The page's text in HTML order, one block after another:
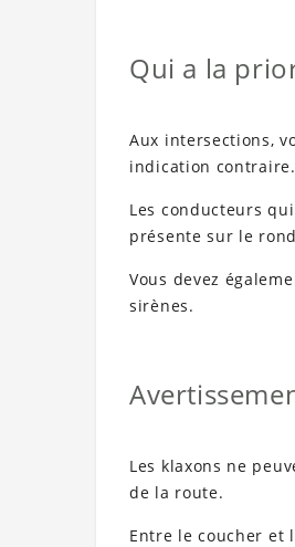
Qui a la
Aux intersections,
indication contraire.
Les conducteurs
présente sur le
Vous devez
sirènes.
Les klaxons ne
de la route.
Entre le coucher et